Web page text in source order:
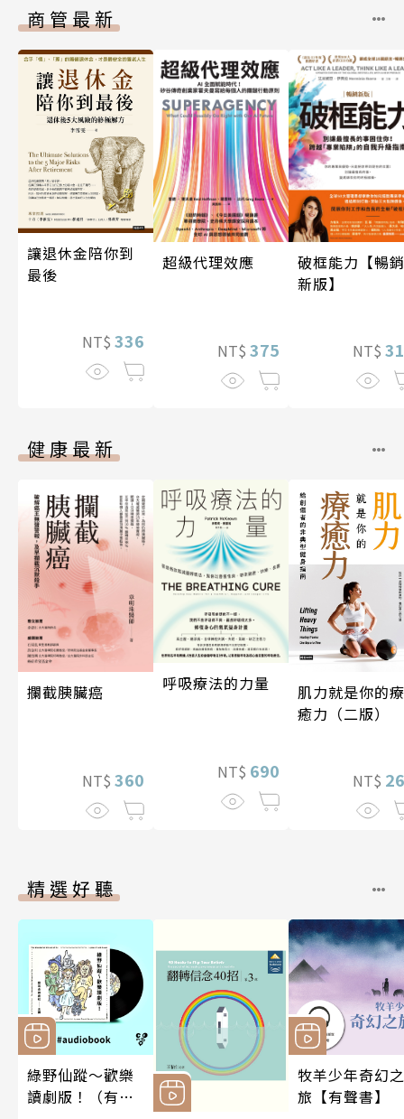
商管最新
讓退休金陪你到
最後
NT$ 336
超級代理效應
NT$ 375
破框能力【暢銷
新版】
NT$
健康最新
攔截胰臟癌
NT$ 360
呼吸療法的力量
NT$ 690
肌力就是你的療
癒力（二版）
NT$
精選好聽
綠野仙蹤～歡樂
讀劇版！（有聲
牧羊少年奇幻之
旅【有聲書】